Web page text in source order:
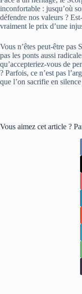
inconfortable : jusqu’où
défendre nos valeurs ?
vraiment le prix d’une
Vous n’êtes peut-être pas
pas les ponts aussi
qu’accepteriez-vous de
? Parfois, ce n’est pas
que l’on sacrifie en
Vous aimez cet article ?